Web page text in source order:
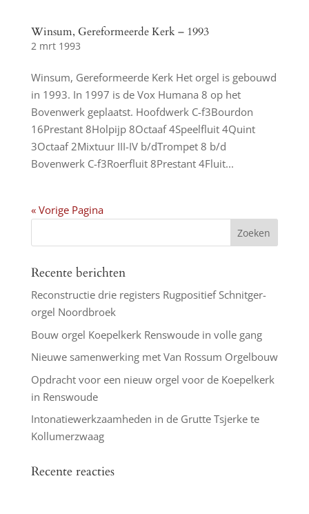
Winsum, Gereformeerde Kerk – 1993
2 mrt 1993
Winsum, Gereformeerde Kerk Het orgel is gebouwd
in 1993. In 1997 is de Vox Humana 8 op het
Bovenwerk geplaatst. Hoofdwerk C-f3Bourdon
16Prestant 8Holpijp 8Octaaf 4Speelfluit 4Quint
3Octaaf 2Mixtuur III-IV b/dTrompet 8 b/d
Bovenwerk C-f3Roerfluit 8Prestant 4Fluit...
« Vorige Pagina
Recente berichten
Reconstructie drie registers Rugpositief Schnitger-
orgel Noordbroek
Bouw orgel Koepelkerk Renswoude in volle gang
Nieuwe samenwerking met Van Rossum Orgelbouw
Opdracht voor een nieuw orgel voor de Koepelkerk
in Renswoude
Intonatiewerkzaamheden in de Grutte Tsjerke te
Kollumerzwaag
Recente reacties